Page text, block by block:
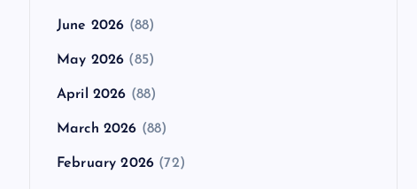
June 2026 (88)
May 2026 (85)
April 2026 (88)
March 2026 (88)
February 2026 (72)